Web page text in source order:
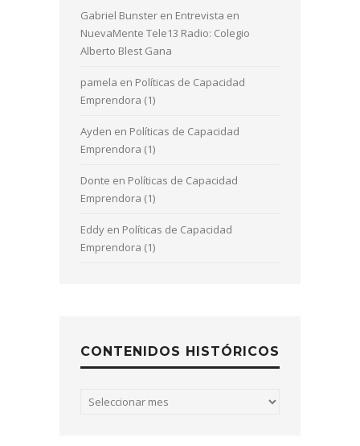
Gabriel Bunster en Entrevista en
NuevaMente Tele13 Radio: Colegio
Alberto Blest Gana
pamela en Políticas de Capacidad
Emprendora (1)
Ayden en Políticas de Capacidad
Emprendora (1)
Donte en Políticas de Capacidad
Emprendora (1)
Eddy en Políticas de Capacidad
Emprendora (1)
CONTENIDOS HISTÓRICOS
Contenidos